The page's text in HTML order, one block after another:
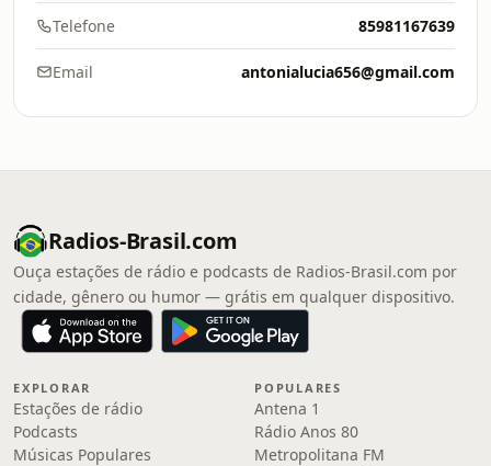
Telefone 85981167639
Email antonialucia656@gmail.com
Radios-Brasil.com
Ouça estações de rádio e podcasts de Radios-Brasil.com por
cidade, gênero ou humor — grátis em qualquer dispositivo.
EXPLORAR
Estações de rádio
Podcasts
Músicas Populares
POPULARES
Antena 1
Rádio Anos 80
Metropolitana FM